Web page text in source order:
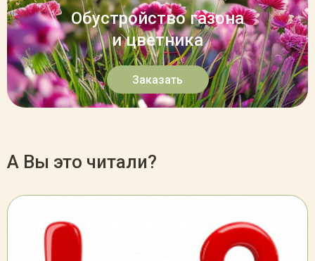
Обустройство газона
и цветника
Заказать
А Вы это читали?